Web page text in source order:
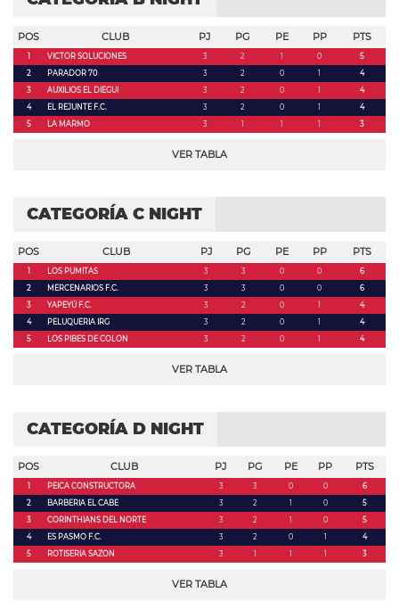
POS CLUB PJ PG PE PP PTS
1 VICTOR SOLUCIONES 3 2 1 0
5
2
PARADOR 70 3 2 0 1
4
3
AUXILIOS EL DIEGUI 3 2 0 1
4
4
EL REJUNTE F.C. 3 2 0 1
4
5
LA MARMO 3 1 1 1 3
VER TABLA
CATEGORÍA C NIGHT
POS CLUB PJ PG PE PP PTS
1 LOS PUMITAS 3 3 0 0
6
2
MERCENARIOS F.C. 3 3 0 0
6
3
YAPEYÚ F.C. 3 2 0 1
4
4
PELUQUERIA IRG 3 2 0 1
4
5
LOS PIBES DE COLON 3 2 0 1 4
VER TABLA
CATEGORÍA D NIGHT
POS CLUB PJ PG PE PP PTS
1 PEICA CONSTRUCTORA 3 3 0 0
6
2
BARBERIA EL CABE 3 2 1 0
5
3
CORINTHIANS DEL NORTE 3 2 1 0
5
4
ES PASMO F.C. 3 2 0 1
4
5
ROTISERIA SAZON 3 1 1 1 3
VER TABLA